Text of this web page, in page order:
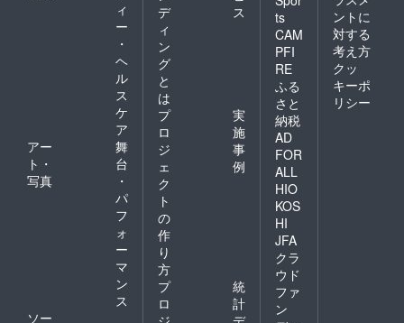
ィ
ー
・
ヘ
ル
ス
ケ
ア
アー
ト・
写真
舞
台
・
パ
フ
ォ
ー
マ
ン
ス
ソー
デ
ィ
ン
グ
と
は
ス
プ
ロ
ジ
ェ
ク
ト
の
作
り
方
実
施
事
例
プ
ロ
統
計
ts
CAM
PFI
RE
ふる
さと
納税
AD
FOR
ALL
HIO
KOS
HI
JFA
クラ
ウド
ファ
ン
ントに
対する
考え方
クッ
キーポ
リシー